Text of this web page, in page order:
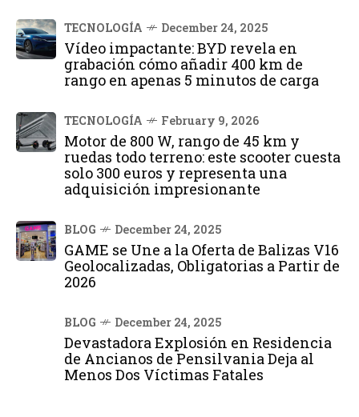
TECNOLOGÍA December 24, 2025
Vídeo impactante: BYD revela en
grabación cómo añadir 400 km de
rango en apenas 5 minutos de carga
TECNOLOGÍA February 9, 2026
Motor de 800 W, rango de 45 km y
ruedas todo terreno: este scooter cuesta
solo 300 euros y representa una
adquisición impresionante
BLOG December 24, 2025
GAME se Une a la Oferta de Balizas V16
Geolocalizadas, Obligatorias a Partir de
2026
BLOG December 24, 2025
Devastadora Explosión en Residencia
de Ancianos de Pensilvania Deja al
Menos Dos Víctimas Fatales